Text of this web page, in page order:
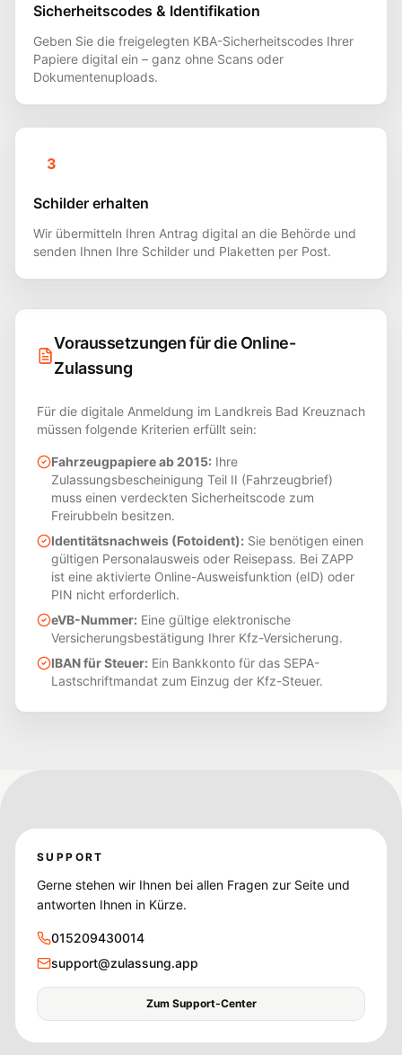
Sicherheitscodes & Identifikation
Geben Sie die freigelegten KBA-Sicherheitscodes Ihrer
Papiere digital ein – ganz ohne Scans oder
Dokumentenuploads.
3
Schilder erhalten
Wir übermitteln Ihren Antrag digital an die Behörde und
senden Ihnen Ihre Schilder und Plaketten per Post.
Voraussetzungen für die Online-
Zulassung
Für die digitale Anmeldung im Landkreis Bad Kreuznach
müssen folgende Kriterien erfüllt sein:
Fahrzeugpapiere ab 2015: Ihre
Zulassungsbescheinigung Teil II (Fahrzeugbrief)
muss einen verdeckten Sicherheitscode zum
Freirubbeln besitzen.
Identitätsnachweis (Fotoident): Sie benötigen einen
gültigen Personalausweis oder Reisepass. Bei ZAPP
ist eine aktivierte Online-Ausweisfunktion (eID) oder
PIN nicht erforderlich.
eVB-Nummer: Eine gültige elektronische
Versicherungsbestätigung Ihrer Kfz-Versicherung.
IBAN für Steuer: Ein Bankkonto für das SEPA-
Lastschriftmandat zum Einzug der Kfz-Steuer.
SUPPORT
Gerne stehen wir Ihnen bei allen Fragen zur Seite und
antworten Ihnen in Kürze.
015209430014
support@zulassung.app
Zum Support-Center